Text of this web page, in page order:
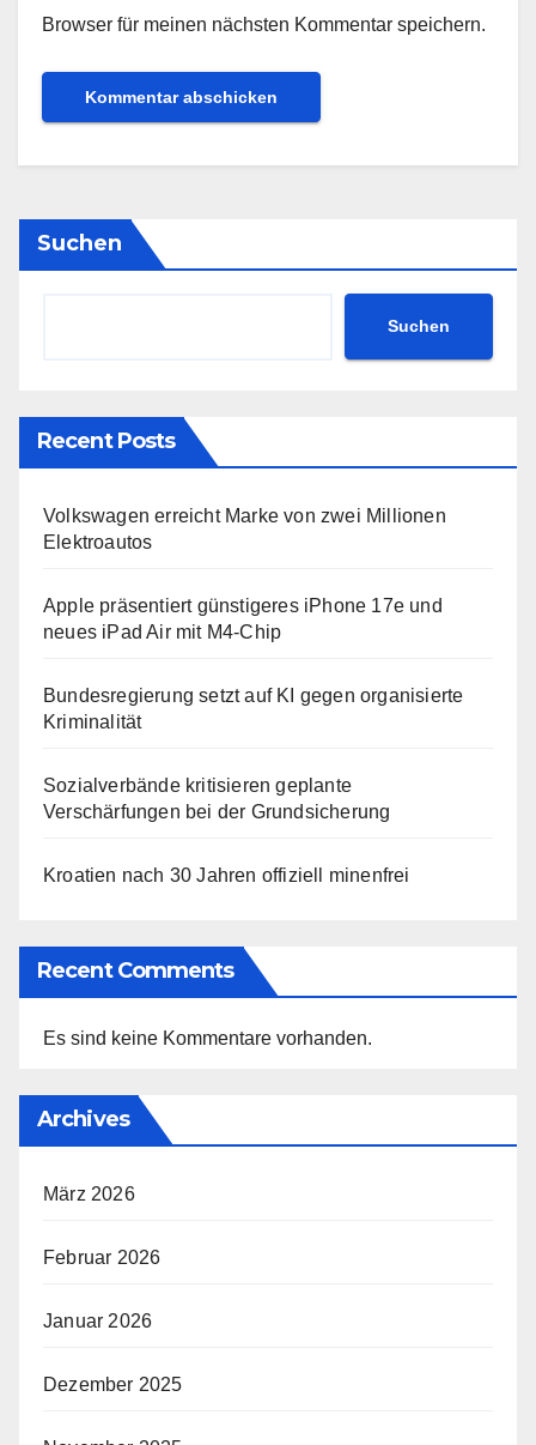
Browser für meinen nächsten Kommentar speichern.
Suchen
Suchen
Recent Posts
Volkswagen erreicht Marke von zwei Millionen
Elektroautos
Apple präsentiert günstigeres iPhone 17e und
neues iPad Air mit M4-Chip
Bundesregierung setzt auf KI gegen organisierte
Kriminalität
Sozialverbände kritisieren geplante
Verschärfungen bei der Grundsicherung
Kroatien nach 30 Jahren offiziell minenfrei
Recent Comments
Es sind keine Kommentare vorhanden.
Archives
März 2026
Februar 2026
Januar 2026
Dezember 2025